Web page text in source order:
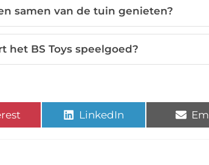
samen van de tuin genieten?
het BS Toys speelgoed?
LinkedIn